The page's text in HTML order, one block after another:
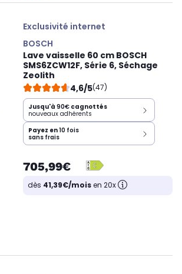
Exclusivité internet
BOSCH
Lave vaisselle 60 cm BOSCH
SMS6ZCW12F, Série 6, Séchage
Zeolith
4,6/5(47)
Jusqu'à 90€ cagnottés
nouveaux adhérents
Payez en10 fois
sans frais
705,99€
dès 41,39€/moisen 20x